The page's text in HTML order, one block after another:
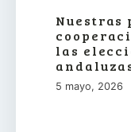
Nuestras
las
5 mayo, 2026